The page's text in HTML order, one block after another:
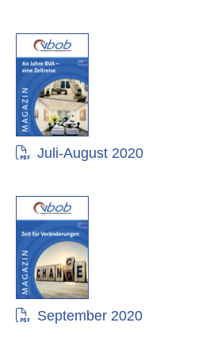
Juli-August 2020
September 2020